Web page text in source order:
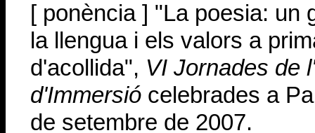
[ ponència ] "La poesia: un
la llengua i els valors a
d'acollida", VI Jornades de
d'Immersió celebrades a
de setembre de 2007.